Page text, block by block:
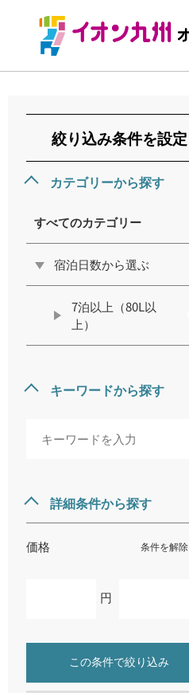
絞り込み条件を設定
カテゴリーから探す
すべてのカテゴリー
宿泊日数から選ぶ
7泊以上（80L以
上）
キーワードから探す
詳細条件から探す
価格 条件を解除
円
この条件で絞り込み